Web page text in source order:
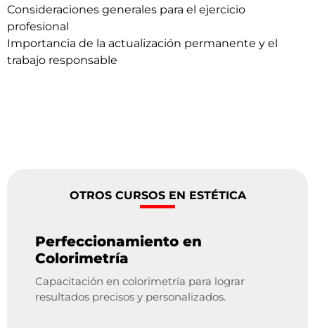
Consideraciones generales para el ejercicio
profesional
Importancia de la actualización permanente y el
trabajo responsable
OTROS CURSOS EN ESTÉTICA
Perfeccionamiento en
Colorimetría
Capacitación en colorimetría para lograr
resultados precisos y personalizados.